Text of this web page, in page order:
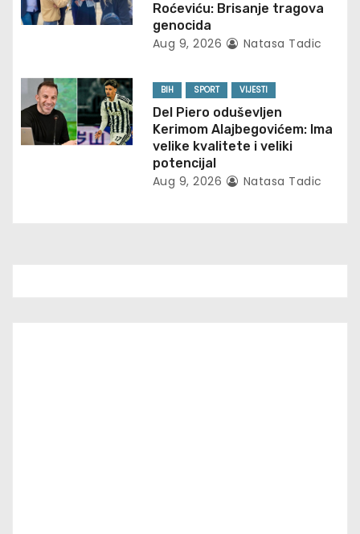
i
n
Roćeviću: Brisanje tragova
genocida
Aug 9, 2026 Natasa Tadic
BIH SPORT VIJESTI
Del Piero oduševljen
Kerimom Alajbegovićem: Ima
velike kvalitete i veliki
potencijal
Aug 9, 2026 Natasa Tadic